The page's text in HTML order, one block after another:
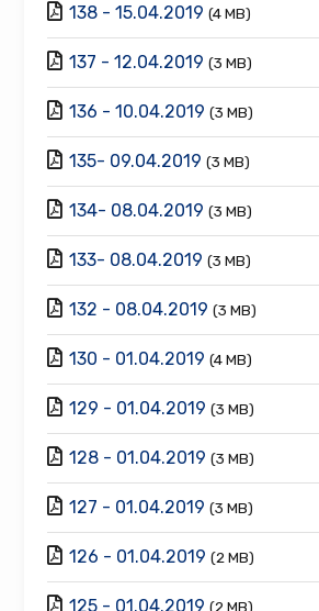
138 - 15.04.2019 (4 MB)
137 - 12.04.2019 (3 MB)
136 - 10.04.2019 (3 MB)
135- 09.04.2019 (3 MB)
134- 08.04.2019 (3 MB)
133- 08.04.2019 (3 MB)
132 - 08.04.2019 (3 MB)
130 - 01.04.2019 (4 MB)
129 - 01.04.2019 (3 MB)
128 - 01.04.2019 (3 MB)
127 - 01.04.2019 (3 MB)
126 - 01.04.2019 (2 MB)
125 - 01.04.2019 (2 MB)